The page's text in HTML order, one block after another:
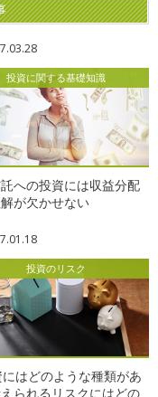
投資に関する基礎知識
への投資には収益分配
が欠かせない
投資のリスク
にはどのような種類があ
られるリスクにはどの